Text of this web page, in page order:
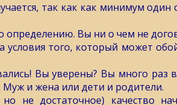
так как как минимум один
определению. Вы ни о чем не
условия того, который может
Вы уверены? Вы много раз
Муж и жена или дети и родители.
не достаточное) качество